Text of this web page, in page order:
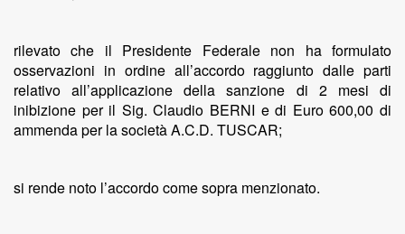
rilevato che il Presidente Federale non ha formulato
osservazioni in ordine all’accordo raggiunto dalle parti
relativo all’applicazione della sanzione di 2 mesi di
inibizione per il Sig. Claudio BERNI e di Euro 600,00 di
ammenda per la società A.C.D. TUSCAR;
si rende noto l’accordo come sopra menzionato.